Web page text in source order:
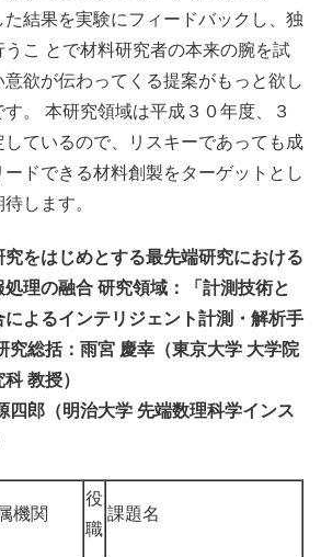
結果を実験にフィードバックし、独
こ とで材料研究者の本来の腕を試
欲が伝わってくる提案がもっと欲し
。 本研究領域は平成３０年度、３
しているので、リスキーであっても成
ドできる材料創製をターゲットとし
します。
をはじめとする最先端研究における
理の融合 研究領域：「計測技術と
よるインテリジェント計測・解析手
究総括：雨宮 慶幸（東京大学 大学院
教授）
四郎（明治大学 先端数理科学インス
機関
役
職
課題名